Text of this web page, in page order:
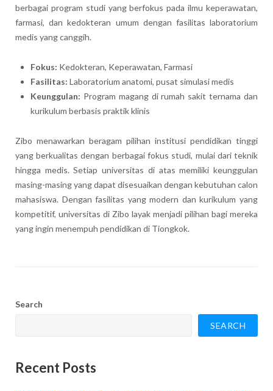
berbagai program studi yang berfokus pada ilmu keperawatan,
farmasi, dan kedokteran umum dengan fasilitas laboratorium
medis yang canggih.
Fokus: Kedokteran, Keperawatan, Farmasi
Fasilitas: Laboratorium anatomi, pusat simulasi medis
Keunggulan: Program magang di rumah sakit ternama dan
kurikulum berbasis praktik klinis
Zibo menawarkan beragam pilihan institusi pendidikan tinggi
yang berkualitas dengan berbagai fokus studi, mulai dari teknik
hingga medis. Setiap universitas di atas memiliki keunggulan
masing-masing yang dapat disesuaikan dengan kebutuhan calon
mahasiswa. Dengan fasilitas yang modern dan kurikulum yang
kompetitif, universitas di Zibo layak menjadi pilihan bagi mereka
yang ingin menempuh pendidikan di Tiongkok.
Search
SEARCH
Recent Posts